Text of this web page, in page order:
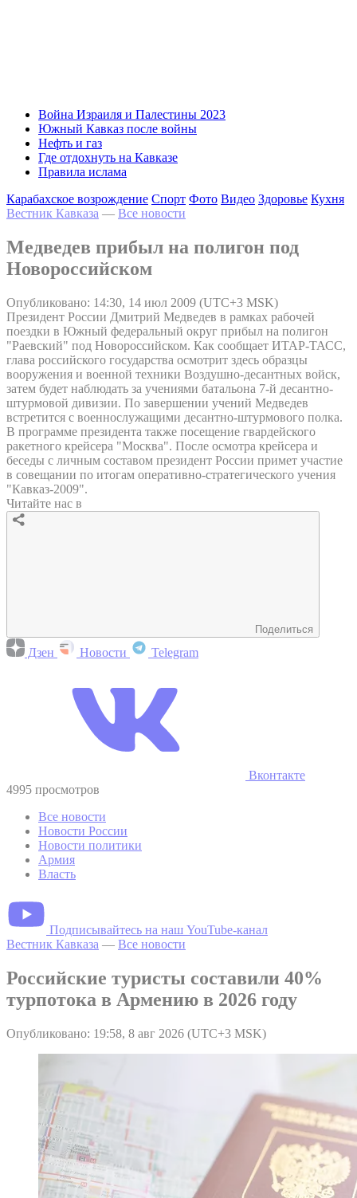
Война Израиля и Палестины 2023
Южный Кавказ после войны
Нефть и газ
Где отдохнуть на Кавказе
Правила ислама
Карабахское возрождение Спорт Фото Видео Здоровье Кухня
Вестник Кавказа — Все новости
Медведев прибыл на полигон под
Новороссийском
Опубликовано: 14:30, 14 июл 2009 (UTC+3 MSK)
Президент России Дмитрий Медведев в рамках рабочей
поездки в Южный федеральный округ прибыл на полигон
"Раевский" под Новороссийском. Как сообщает ИТАР-ТАСС,
глава российского государства осмотрит здесь образцы
вооружения и военной техники Воздушно-десантных войск,
затем будет наблюдать за учениями батальона 7-й десантно-
штурмовой дивизии. По завершении учений Медведев
встретится с военнослужащими десантно-штурмового полка.
В программе президента также посещение гвардейского
ракетного крейсера "Москва". После осмотра крейсера и
беседы с личным составом президент России примет участие
в совещании по итогам оперативно-стратегического учения
"Кавказ-2009".
Читайте нас в
Поделиться
Дзен Новости Telegram
Вконтакте
4995 просмотров
Все новости
Новости России
Новости политики
Армия
Власть
Подписывайтесь на наш YouTube-канал
Вестник Кавказа — Все новости
Российские туристы составили 40%
турпотока в Армению в 2026 году
Опубликовано: 19:58, 8 авг 2026 (UTC+3 MSK)